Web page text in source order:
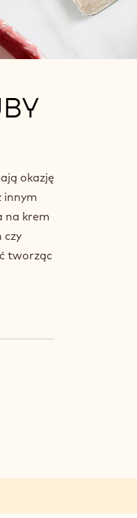
okazję
innym
na krem
czy
tworząc